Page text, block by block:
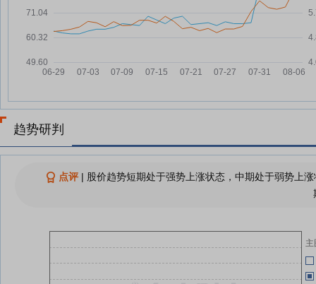
07-30
04-24
趋势研判
点评| 股价趋势短期处于强势上涨状态，中期处于弱势上
主